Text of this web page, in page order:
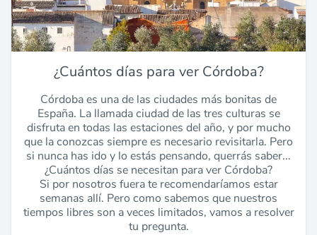
¿Cuántos días para ver Córdoba?
Córdoba es una de las ciudades más bonitas de
España. La llamada ciudad de las tres culturas se
disfruta en todas las estaciones del año, y por mucho
que la conozcas siempre es necesario revisitarla. Pero
si nunca has ido y lo estás pensando, querrás saber...
¿Cuántos días se necesitan para ver Córdoba?
Si por nosotros fuera te recomendaríamos estar
semanas allí. Pero como sabemos que nuestros
tiempos libres son a veces limitados, vamos a resolver
tu pregunta.